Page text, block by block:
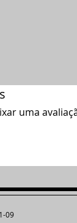
uma
09